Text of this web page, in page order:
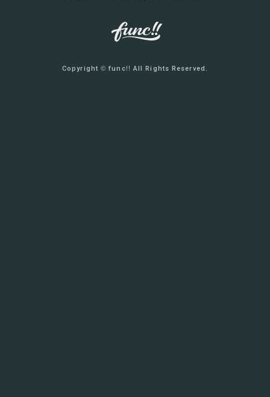
Copyright © func!! All Rights Reserved.